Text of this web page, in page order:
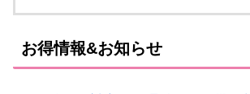
お得情報&お知らせ